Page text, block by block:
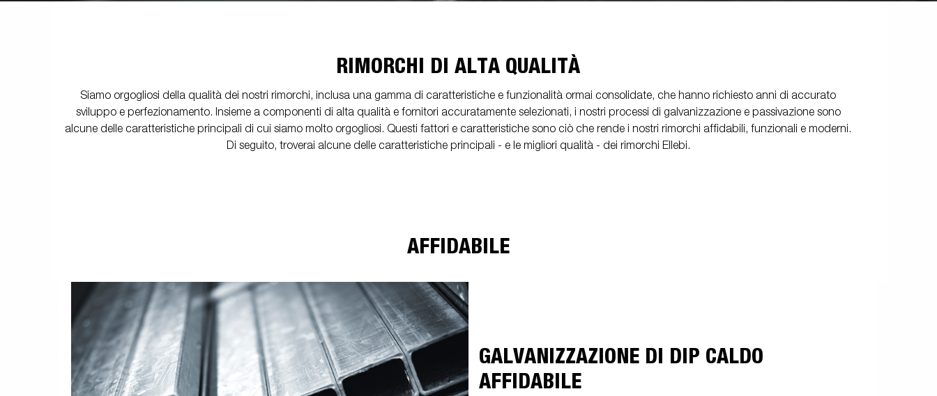
auto elettrica
Piani di carico Kit Accessori Ribaltabili
Scatole porta
Argani
Ruote / Cerchi /
Parafanghi
Sicurezza della barca
RIMORCHI DI ALTA QUALITÀ
Siamo orgogliosi della qualità dei nostri rimorchi, inclusa una gamma di caratteristiche e funzionalità ormai consolidate, che hanno richiesto anni di accurato
sviluppo e perfezionamento. Insieme a componenti di alta qualità e fornitori accuratamente selezionati, i nostri processi di galvanizzazione e passivazione sono
alcune delle caratteristiche principali di cui siamo molto orgogliosi. Questi fattori e caratteristiche sono ciò che rende i nostri rimorchi affidabili, funzionali e moderni.
Di seguito, troverai alcune delle caratteristiche principali - e le migliori qualità - dei rimorchi Ellebi.
AFFIDABILE
GALVANIZZAZIONE DI DIP CALDO
AFFIDABILE